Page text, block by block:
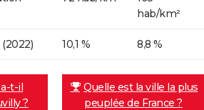
hab/km²
(2022) 10,1 % 8,8 %
t-il
?
Quelle est la ville la plus
peuplée de France ?